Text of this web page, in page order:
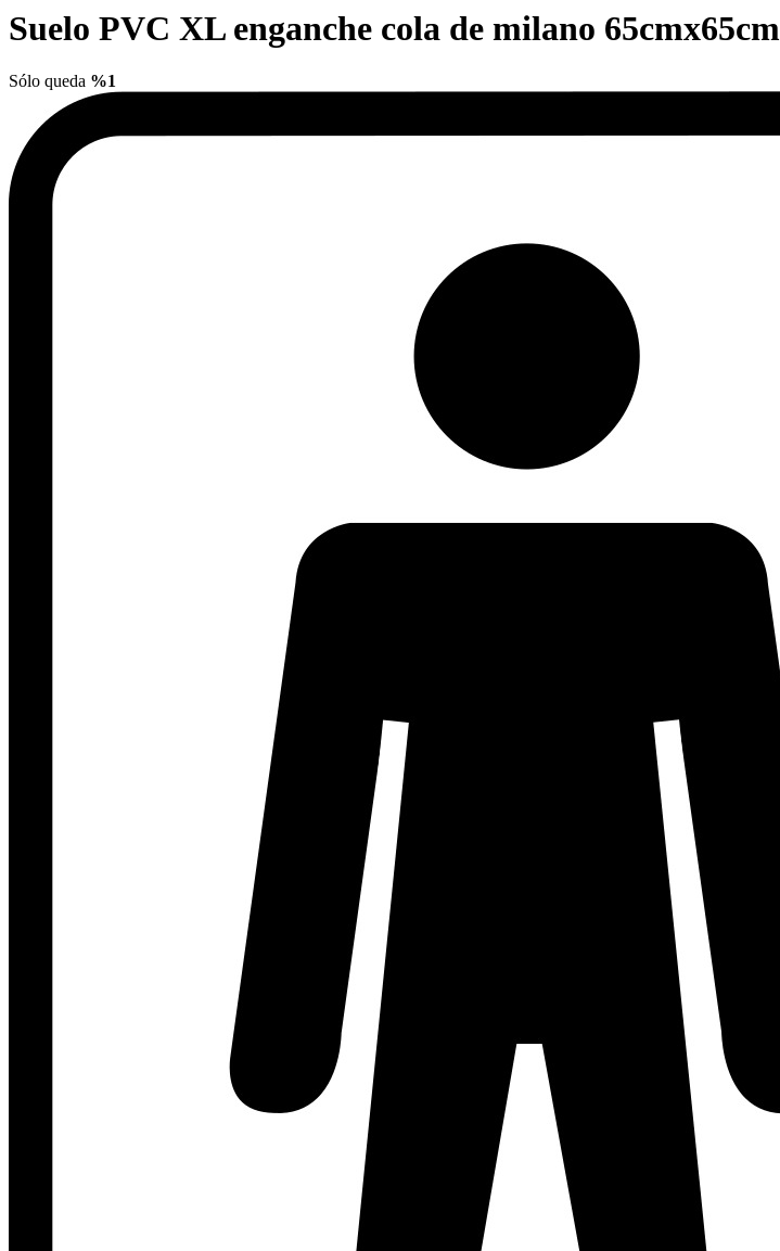
Suelo PVC XL enganche cola de milano 65cmx65cm
Sólo queda %1